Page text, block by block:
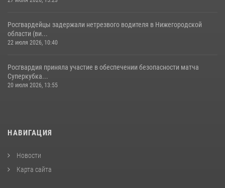
Росгвардейцы задержали нетрезвого водителя в Нижегородской
области (ви...
22 июля 2026, 10:40
Росгвардия приняла участие в обеспечении безопасности матча
Суперкубка...
20 июля 2026, 13:55
НАВИГАЦИЯ
Новости
Карта сайта